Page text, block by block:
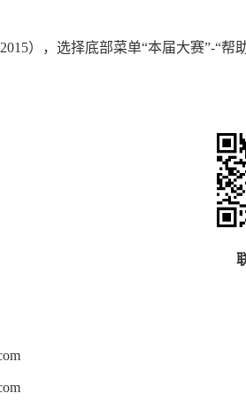
），选择底部菜单“本届大赛”-“